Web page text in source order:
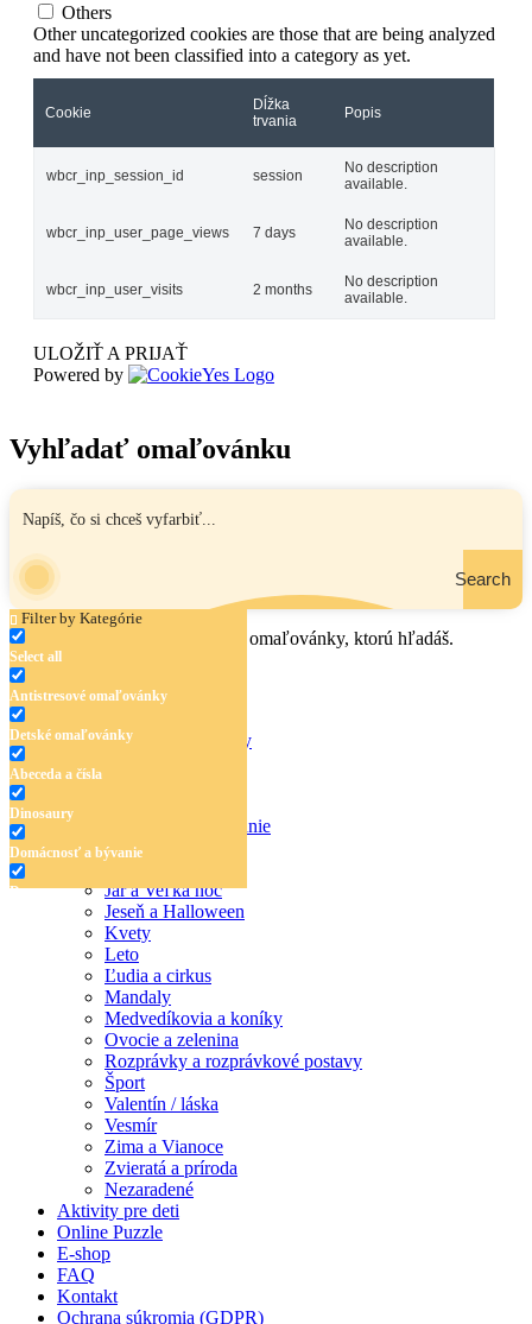
Others
Other uncategorized cookies are those that are being analyzed
and have not been classified into a category as yet.
Cookie
Dĺžka
trvania
Popis
wbcr_inp_session_id session
No description
available.
wbcr_inp_user_page_views 7 days
No description
available.
wbcr_inp_user_visits 2 months
No description
available.
ULOŽIŤ A PRIJAŤ
Powered by
Vyhľadať omaľovánku
Search
Filter by Kategórie
Select all
Antistresové omaľovánky
Detské omaľovánky
Abeceda a čísla
Dinosaury
Domácnosť a bývanie
Doprava
Jar a Veľká noc
Jeseň a Halloween
Ľudia a cirkus
Medvedíkovia a koníky
Ovocie a zelenina
Rozprávky a rozprávkové postavy
Zadaj názov, oblasť alebo tému omaľovánky, ktorú hľadáš.
Antistresové omaľovánky
Domácnosť a bývanie
Doprava
Jar a Veľká noc
Jeseň a Halloween
Kvety
Leto
Ľudia a cirkus
Mandaly
Medvedíkovia a koníky
Ovocie a zelenina
Rozprávky a rozprávkové postavy
Šport
Valentín / láska
Vesmír
Zima a Vianoce
Zvieratá a príroda
Nezaradené
Aktivity pre deti
Online Puzzle
E-shop
FAQ
Kontakt
Ochrana súkromia (GDPR)